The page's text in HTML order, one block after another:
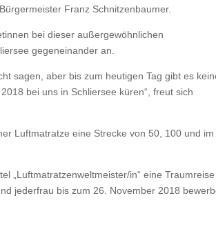
Franz Schnitzenbaumer.
bei dieser außergewöhnlichen
gegeneinander an.
sagen, aber bis zum heutigen Tag gibt es
bei uns in Schliersee küren“, freut sich
Luftmatratze eine Strecke von 50, 100 und im
„Luftmatratzenweltmeister/in“ eine Traumreise
jederfrau bis zum 26. November 2018